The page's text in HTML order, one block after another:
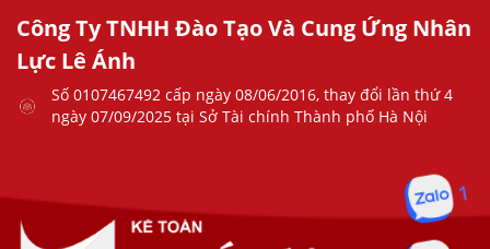
Công Ty TNHH Đào Tạo Và Cung Ứng Nhân
Lực Lê Ánh
Số 0107467492 cấp ngày 08/06/2016, thay đổi lần thứ 4
ngày 07/09/2025 tại Sở Tài chính Thành phố Hà Nội
1